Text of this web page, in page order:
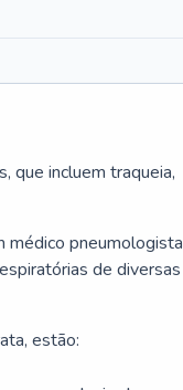
que incluem traqueia,
médico pneumologista
de diversas
estão: